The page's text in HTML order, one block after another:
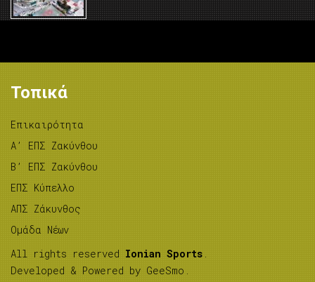
Τοπικά
Επικαιρότητα
A’ ΕΠΣ Ζακύνθου
B’ ΕΠΣ Ζακύνθου
ΕΠΣ Κύπελλο
ΑΠΣ Ζάκυνθος
Ομάδα Νέων
All rights reserved Ionian Sports .
Developed & Powered by GeeSmo .